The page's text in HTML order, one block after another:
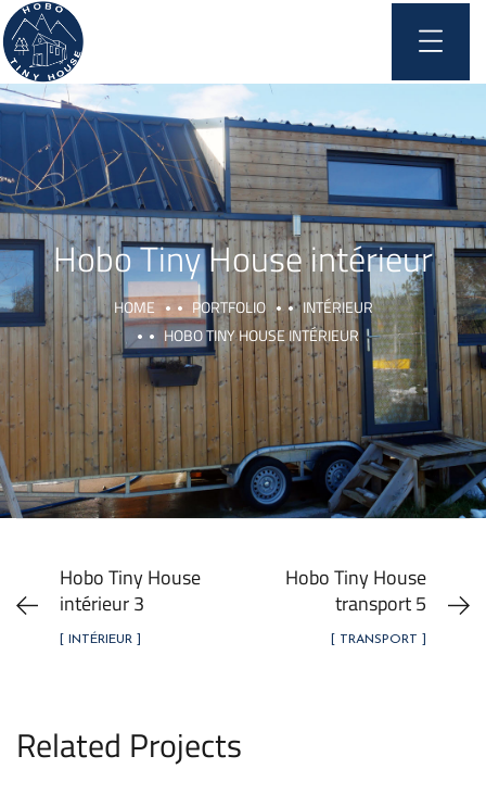
Hobo Tiny House intérieur
HOME PORTFOLIO
INTÉRIEUR
HOBO TINY HOUSE INTÉRIEUR
Hobo Tiny House
intérieur 3
[ INTÉRIEUR ]
Hobo Tiny House
transport 5
[ TRANSPORT ]
Related Projects